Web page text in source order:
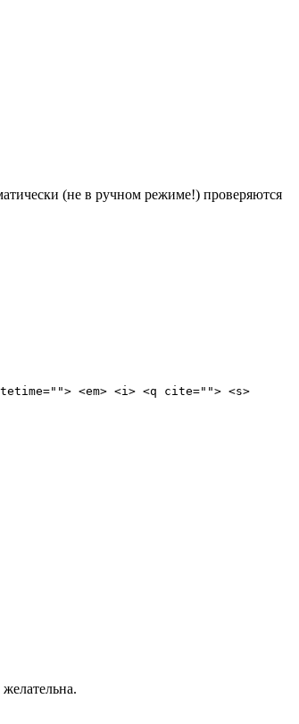
(не в ручном режиме!) проверяются
<em> <i> <q cite=""> <s>